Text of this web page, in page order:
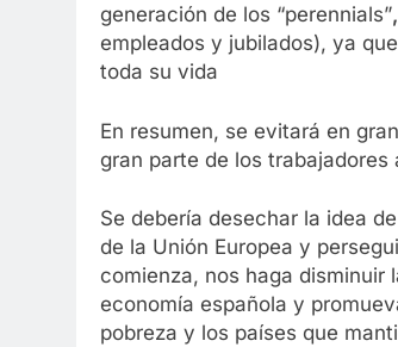
generación de los “perennials”,
empleados y jubilados), ya
toda su vida
En resumen, se evitará en
gran parte de los
Se debería desechar la idea
de la Unión Europea y
comienza, nos haga
economía española y
pobreza y los países que